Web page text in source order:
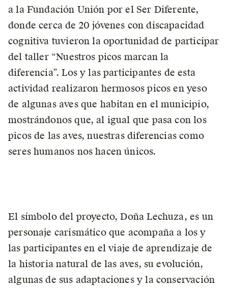
a la Fundación Unión por el Ser Diferente,
donde cerca de 20 jóvenes con discapacidad
cognitiva tuvieron la oportunidad de participar
del taller “Nuestros picos marcan la
diferencia”. Los y las participantes de esta
actividad realizaron hermosos picos en yeso
de algunas aves que habitan en el municipio,
mostrándonos que, al igual que pasa con los
picos de las aves, nuestras diferencias como
seres humanos nos hacen únicos.
El símbolo del proyecto, Doña Lechuza, es un
personaje carismático que acompaña a los y
las participantes en el viaje de aprendizaje de
la historia natural de las aves, su evolución,
algunas de sus adaptaciones y la conservación